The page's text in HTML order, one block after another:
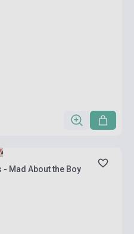
Mad About the Boy